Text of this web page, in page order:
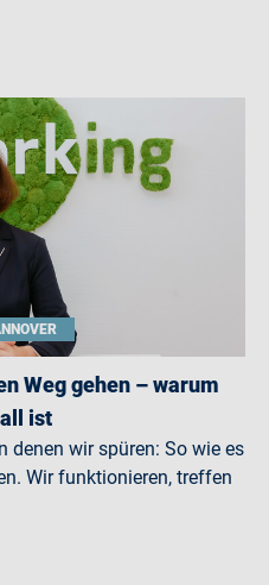
Weg gehen – warum
ist
denen wir spüren: So wie es
Wir funktionieren, treffen